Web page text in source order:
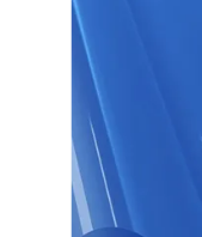
FABBRICA
CONTROLLO
QUALITÀ